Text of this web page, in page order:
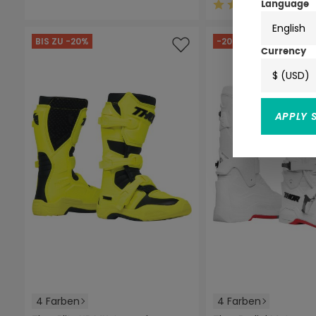
Durchschnittliche
(8)
BIS ZU -20%
4 Farben
-20%
4 Farben
Language
English
Currency
$ (USD)
APPLY